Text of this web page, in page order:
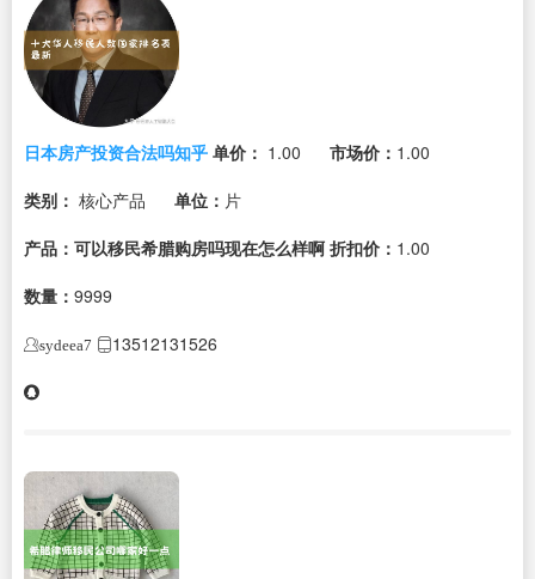
日本房产投资合法吗知乎 单价： 1.00 市场价： 1.00
类别： 核心产品 单位： 片
产品：可以移民希腊购房吗现在怎么样啊 折扣价： 1.00
数量： 9999
sydeea7 13512131526